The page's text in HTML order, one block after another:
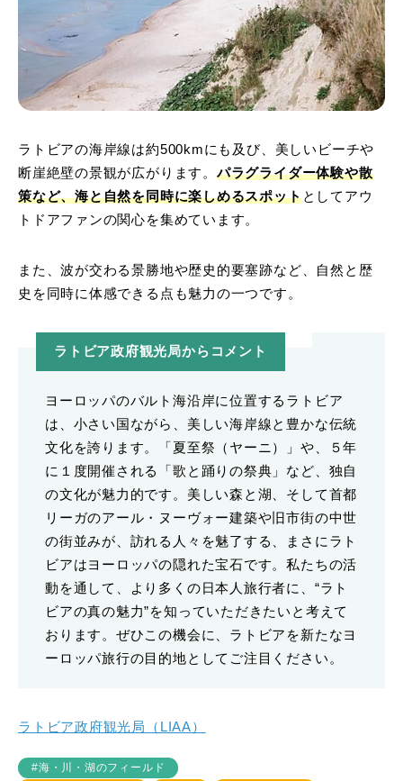
ラトビアの海岸線は約500kmにも及び、美しいビーチや
断崖絶壁の景観が広がります。 パラグライダー体験や散
策など、海と自然を同時に楽しめるスポットとしてアウ
トドアファンの関心を集めています。
また、波が交わる景勝地や歴史的要塞跡など、自然と歴
史を同時に体感できる点も魅力の一つです。
ラトビア政府観光局からコメント
ヨーロッパのバルト海沿岸に位置するラトビア
は、小さい国ながら、美しい海岸線と豊かな伝統
文化を誇ります。「夏至祭（ヤーニ）」や、５年
に１度開催される「歌と踊りの祭典」など、独自
の文化が魅力的です。美しい森と湖、そして首都
リーガのアール・ヌーヴォー建築や旧市街の中世
の街並みが、訪れる人々を魅了する、まさにラト
ビアはヨーロッパの隠れた宝石です。私たちの活
動を通して、より多くの日本人旅行者に、“ラト
ビアの真の魅力”を知っていただきたいと考えて
おります。ぜひこの機会に、ラトビアを新たなヨ
ーロッパ旅行の目的地としてご注目ください。
ラトビア政府観光局（LIAA）
#海・川・湖のフィールド